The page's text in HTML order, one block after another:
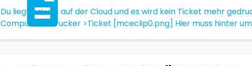
Du liegt bei uns auf der Cloud und es wird kein Ticket mehr
Computer > Drucker >Ticket [mceclip0.png] Hier muss hinter